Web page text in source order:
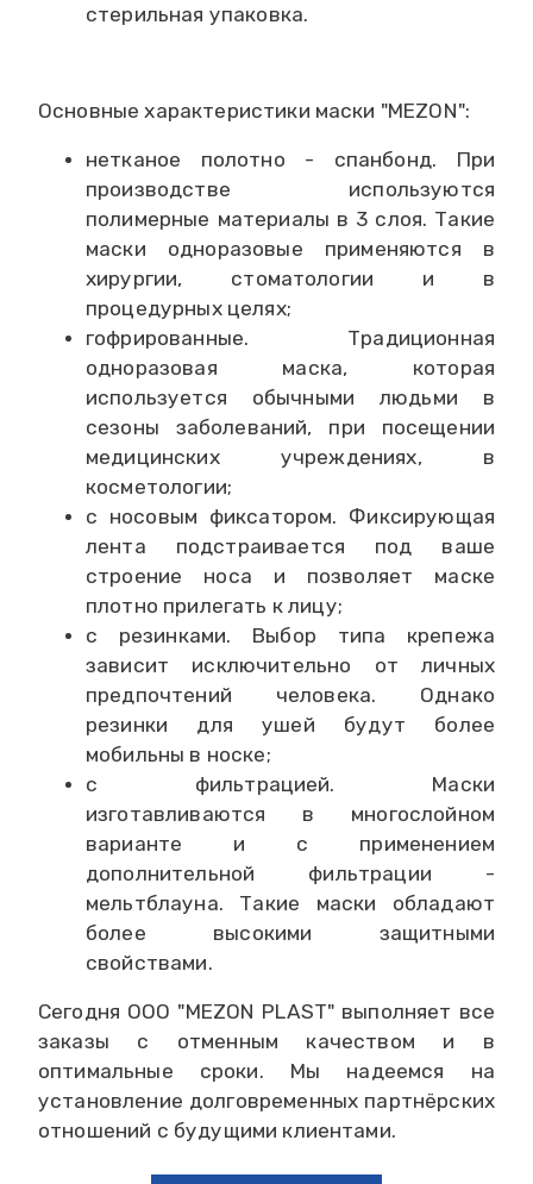
стерильная упаковка.
Основные характеристики маски "MEZON":
нетканое полотно - спанбонд. При
производстве используются
полимерные материалы в 3 слоя. Такие
маски одноразовые применяются в
хирургии, стоматологии и в
процедурных целях;
гофрированные. Традиционная
одноразовая маска, которая
используется обычными людьми в
сезоны заболеваний, при посещении
медицинских учреждениях, в
косметологии;
с носовым фиксатором. Фиксирующая
лента подстраивается под ваше
строение носа и позволяет маске
плотно прилегать к лицу;
с резинками. Выбор типа крепежа
зависит исключительно от личных
предпочтений человека. Однако
резинки для ушей будут более
мобильны в носке;
с фильтрацией. Маски
изготавливаются в многослойном
варианте и с применением
дополнительной фильтрации -
мельтблауна. Такие маски обладают
более высокими защитными
свойствами.
Сегодня ООО "MEZON PLAST" выполняет все
заказы с отменным качеством и в
оптимальные сроки. Мы надеемся на
установление долговременных партнёрских
отношений с будущими клиентами.